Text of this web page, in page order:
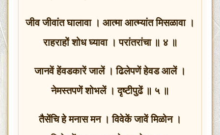
जीव जीवांत घालावा । आत्मा आत्म्यांत मिसळावा ।
राहराहों शोध घ्यावा । परांतरांचा ॥ ४ ॥
जानवें हेंवडकारें जालें । ढिलेपणें हेवड आलें ।
नेमस्तपणें शोभलें । दृष्टीपुढें ॥ ५ ॥
तैसेंचि हे मनास मन । विवेकें जावें मिळोन ।